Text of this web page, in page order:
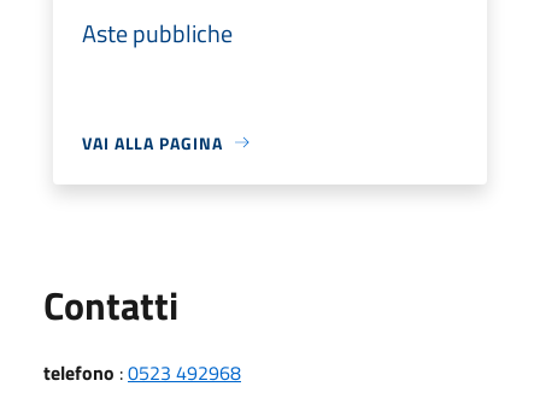
Aste pubbliche
VAI ALLA PAGINA
Contatti
telefono :0523 492968